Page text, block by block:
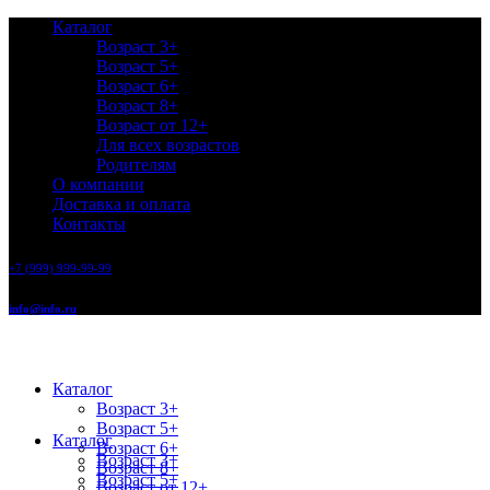
Каталог
Возраст 3+
Возраст 5+
Возраст 6+
Возраст 8+
Возраст от 12+
Для всех возрастов
Родителям
О компании
Доставка и оплата
Контакты
+7 (999) 999-99-99
info@info.ru
Каталог
Возраст 3+
Возраст 5+
Возраст 6+
Возраст 8+
Каталог
Возраст 3+
Возраст 5+